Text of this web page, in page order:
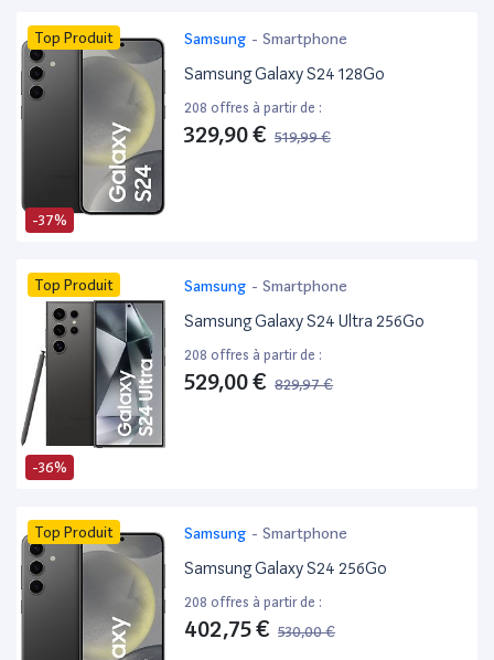
-37%
Top Produit Samsung - Smartphone
Samsung Galaxy S24 128Go
208 offres à partir de :
329,90 € 519,99 €
-36%
Top Produit Samsung - Smartphone
Samsung Galaxy S24 Ultra 256Go
208 offres à partir de :
529,00 € 829,97 €
Top Produit Samsung - Smartphone
Samsung Galaxy S24 256Go
208 offres à partir de :
402,75 € 530,00 €